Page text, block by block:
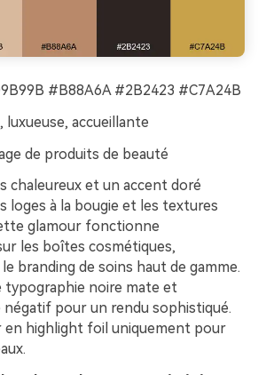
#B88A6A #2B2423 #C7A24B
luxueuse, accueillante
de produits de beauté
chaleureux et un accent doré
loges à la bougie et les textures
glamour fonctionne
les boîtes cosmétiques,
branding de soins haut de gamme.
typographie noire mate et
négatif pour un rendu sophistiqué.
en highlight foil uniquement pour